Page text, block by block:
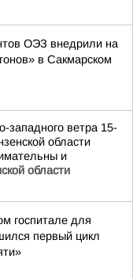
ОЭЗ внедрили на
в Сакмарском
западного ветра 15-
области
и
области
госпитале для
первый цикл